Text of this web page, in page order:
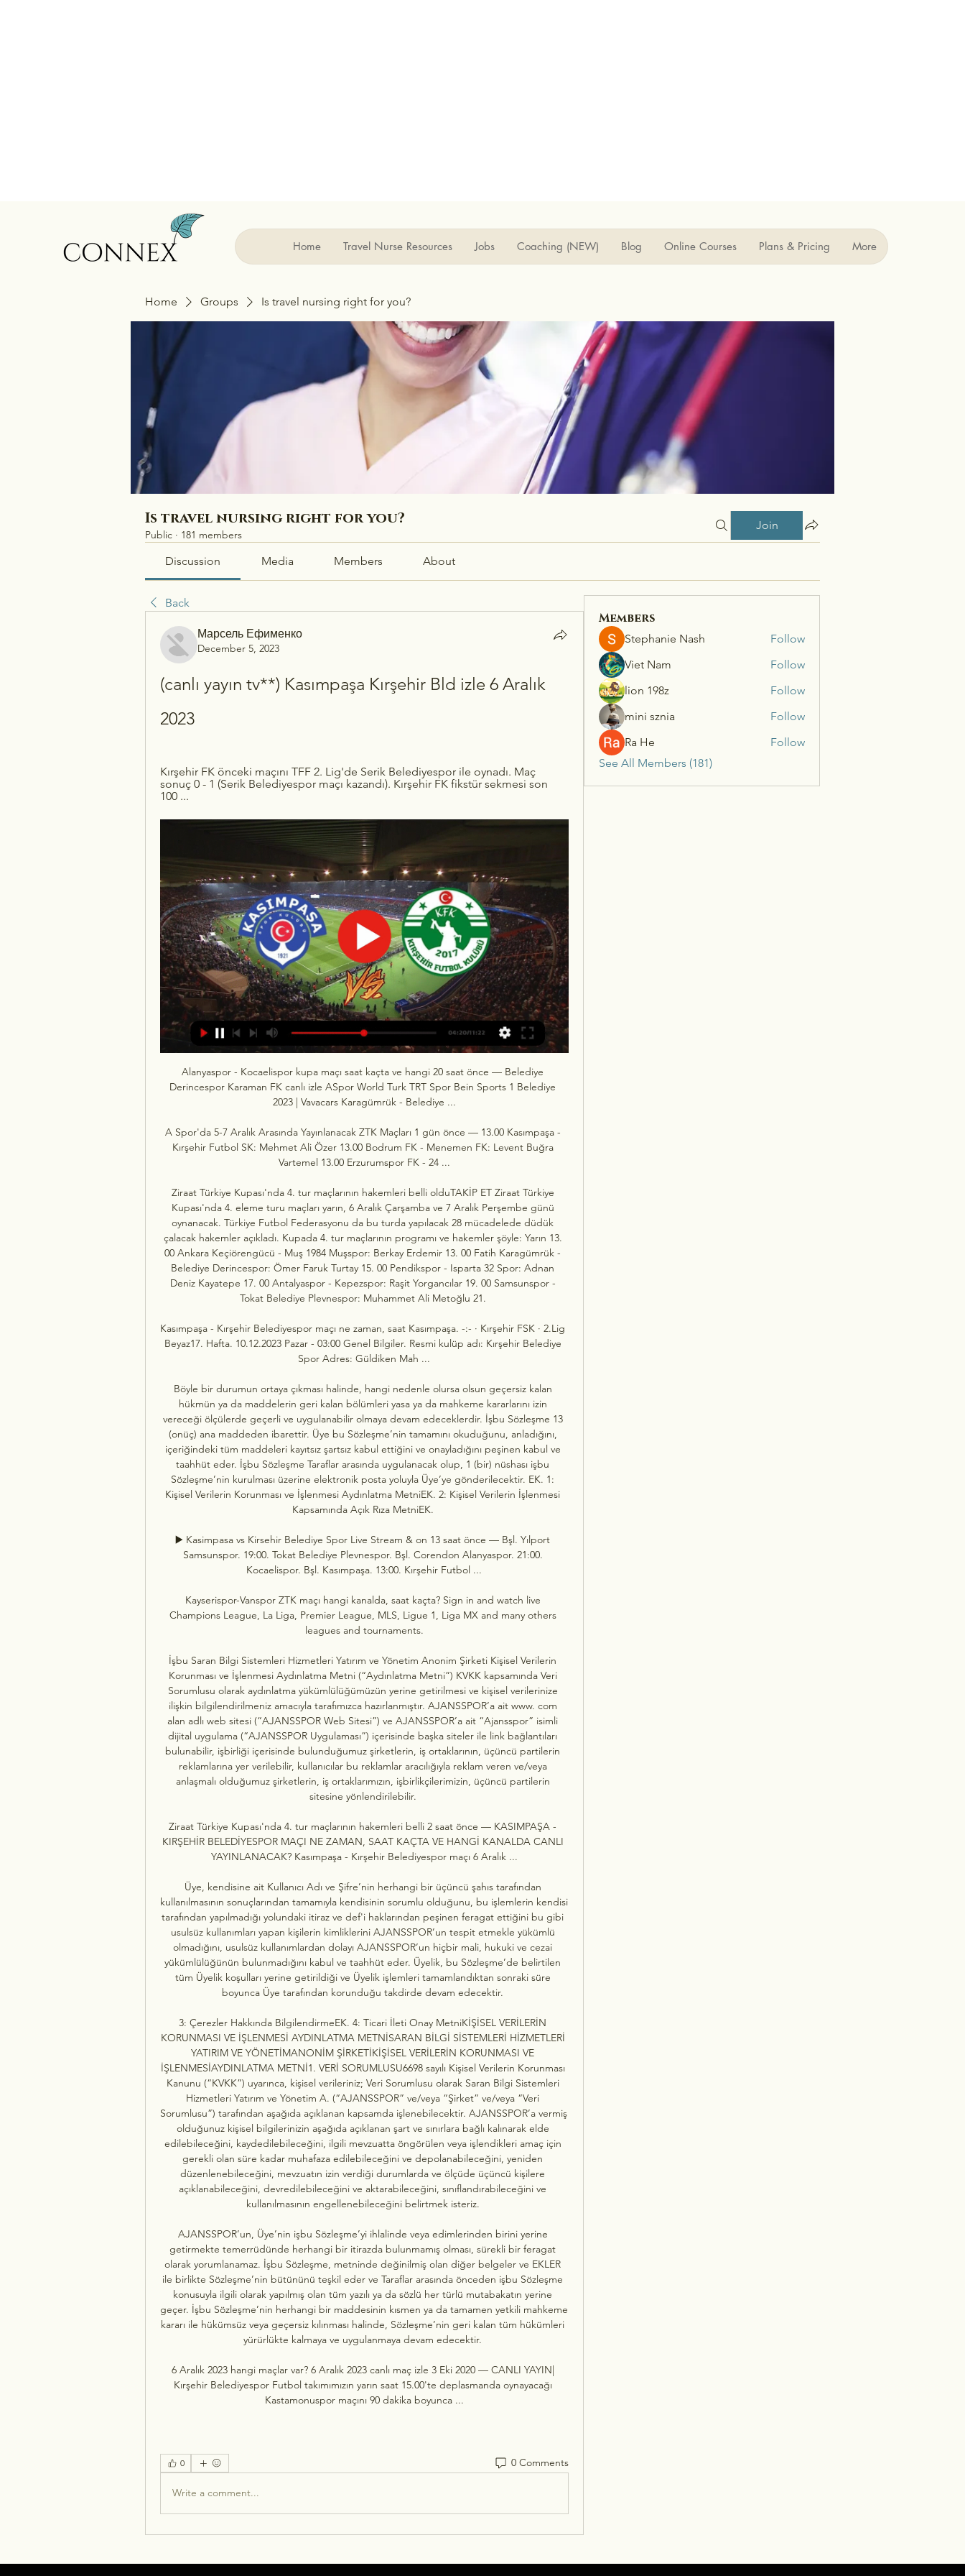
Home Travel Nurse Resources Jobs Coaching (NEW) Blog Online Courses Plans & Pricing More
Home Groups Is travel nursing right for you?
Is travel nursing right for you?
Public · 181 members
Join
Discussion Media Members About
Back
Марсель Ефименко
December 5, 2023
(canlı yayın tv**) Kasımpaşa Kırşehir Bld izle 6 Aralık
2023
Kırşehir FK önceki maçını TFF 2. Lig'de Serik Belediyespor ile oynadı. Maç
sonuç 0 - 1 (Serik Belediyespor maçı kazandı). Kırşehir FK fikstür sekmesi son
100 ...
Alanyaspor - Kocaelispor kupa maçı saat kaçta ve hangi 20 saat önce — Belediye
Derincespor Karaman FK canlı izle ASpor World Turk TRT Spor Bein Sports 1 Belediye
2023 | Vavacars Karagümrük - Belediye ...
A Spor'da 5-7 Aralık Arasında Yayınlanacak ZTK Maçları 1 gün önce — 13.00 Kasımpaşa -
Kırşehir Futbol SK: Mehmet Ali Özer 13.00 Bodrum FK - Menemen FK: Levent Buğra
Vartemel 13.00 Erzurumspor FK - 24 ...
Ziraat Türkiye Kupası'nda 4. tur maçlarının hakemleri belli olduTAKİP ET Ziraat Türkiye
Kupası'nda 4. eleme turu maçları yarın, 6 Aralık Çarşamba ve 7 Aralık Perşembe günü
oynanacak. Türkiye Futbol Federasyonu da bu turda yapılacak 28 mücadelede düdük
çalacak hakemler açıkladı. Kupada 4. tur maçlarının programı ve hakemler şöyle: Yarın 13.
00 Ankara Keçiörengücü - Muş 1984 Muşspor: Berkay Erdemir 13. 00 Fatih Karagümrük -
Belediye Derincespor: Ömer Faruk Turtay 15. 00 Pendikspor - Isparta 32 Spor: Adnan
Deniz Kayatepe 17. 00 Antalyaspor - Kepezspor: Raşit Yorgancılar 19. 00 Samsunspor -
Tokat Belediye Plevnespor: Muhammet Ali Metoğlu 21.
Kasımpaşa - Kırşehir Belediyespor maçı ne zaman, saat Kasımpaşa. -:- · Kırşehir FSK · 2.Lig
Beyaz17. Hafta. 10.12.2023 Pazar - 03:00 Genel Bilgiler. Resmi kulüp adı: Kırşehir Belediye
Spor Adres: Güldiken Mah ...
Böyle bir durumun ortaya çıkması halinde, hangi nedenle olursa olsun geçersiz kalan
hükmün ya da maddelerin geri kalan bölümleri yasa ya da mahkeme kararlarını izin
vereceği ölçülerde geçerli ve uygulanabilir olmaya devam edeceklerdir. İşbu Sözleşme 13
(onüç) ana maddeden ibarettir. Üye bu Sözleşme’nin tamamını okuduğunu, anladığını,
içeriğindeki tüm maddeleri kayıtsız şartsız kabul ettiğini ve onayladığını peşinen kabul ve
taahhüt eder. İşbu Sözleşme Taraflar arasında uygulanacak olup, 1 (bir) nüshası işbu
Sözleşme’nin kurulması üzerine elektronik posta yoluyla Üye’ye gönderilecektir. EK. 1:
Kişisel Verilerin Korunması ve İşlenmesi Aydınlatma MetniEK. 2: Kişisel Verilerin İşlenmesi
Kapsamında Açık Rıza MetniEK.
▶️ Kasimpasa vs Kirsehir Belediye Spor Live Stream & on 13 saat önce — Bşl. Yılport
Samsunspor. 19:00. Tokat Belediye Plevnespor. Bşl. Corendon Alanyaspor. 21:00.
Kocaelispor. Bşl. Kasımpaşa. 13:00. Kırşehir Futbol ...
Kayserispor-Vanspor ZTK maçı hangi kanalda, saat kaçta? Sign in and watch live
Champions League, La Liga, Premier League, MLS, Ligue 1, Liga MX and many others
leagues and tournaments.
İşbu Saran Bilgi Sistemleri Hizmetleri Yatırım ve Yönetim Anonim Şirketi Kişisel Verilerin
Korunması ve İşlenmesi Aydınlatma Metni (“Aydınlatma Metni”) KVKK kapsamında Veri
Sorumlusu olarak aydınlatma yükümlülüğümüzün yerine getirilmesi ve kişisel verilerinize
ilişkin bilgilendirilmeniz amacıyla tarafımızca hazırlanmıştır. AJANSSPOR’a ait www. com
alan adlı web sitesi (“AJANSSPOR Web Sitesi”) ve AJANSSPOR’a ait “Ajansspor” isimli
dijital uygulama (“AJANSSPOR Uygulaması”) içerisinde başka siteler ile link bağlantıları
bulunabilir, işbirliği içerisinde bulunduğumuz şirketlerin, iş ortaklarının, üçüncü partilerin
reklamlarına yer verilebilir, kullanıcılar bu reklamlar aracılığıyla reklam veren ve/veya
anlaşmalı olduğumuz şirketlerin, iş ortaklarımızın, işbirlikçilerimizin, üçüncü partilerin
sitesine yönlendirilebilir.
Ziraat Türkiye Kupası'nda 4. tur maçlarının hakemleri belli 2 saat önce — KASIMPAŞA -
KIRŞEHİR BELEDİYESPOR MAÇI NE ZAMAN, SAAT KAÇTA VE HANGİ KANALDA CANLI
YAYINLANACAK? Kasımpaşa - Kırşehir Belediyespor maçı 6 Aralık ...
Üye, kendisine ait Kullanıcı Adı ve Şifre’nin herhangi bir üçüncü şahıs tarafından
kullanılmasının sonuçlarından tamamıyla kendisinin sorumlu olduğunu, bu işlemlerin kendisi
tarafından yapılmadığı yolundaki itiraz ve def'i haklarından peşinen feragat ettiğini bu gibi
usulsüz kullanımları yapan kişilerin kimliklerini AJANSSPOR’un tespit etmekle yükümlü
olmadığını, usulsüz kullanımlardan dolayı AJANSSPOR’un hiçbir mali, hukuki ve cezai
yükümlülüğünün bulunmadığını kabul ve taahhüt eder. Üyelik, bu Sözleşme’de belirtilen
tüm Üyelik koşulları yerine getirildiği ve Üyelik işlemleri tamamlandıktan sonraki süre
boyunca Üye tarafından korunduğu takdirde devam edecektir.
3: Çerezler Hakkında BilgilendirmeEK. 4: Ticari İleti Onay MetniKİŞİSEL VERİLERİN
KORUNMASI VE İŞLENMESİ AYDINLATMA METNİSARAN BİLGİ SİSTEMLERİ HİZMETLERİ
YATIRIM VE YÖNETİMANONİM ŞİRKETİKİŞİSEL VERİLERİN KORUNMASI VE
İŞLENMESİAYDINLATMA METNİ1. VERİ SORUMLUSU6698 sayılı Kişisel Verilerin Korunması
Kanunu (“KVKK”) uyarınca, kişisel verileriniz; Veri Sorumlusu olarak Saran Bilgi Sistemleri
Hizmetleri Yatırım ve Yönetim A. (“AJANSSPOR” ve/veya “Şirket” ve/veya “Veri
Sorumlusu”) tarafından aşağıda açıklanan kapsamda işlenebilecektir. AJANSSPOR’a vermiş
olduğunuz kişisel bilgilerinizin aşağıda açıklanan şart ve sınırlara bağlı kalınarak elde
edilebileceğini, kaydedilebileceğini, ilgili mevzuatta öngörülen veya işlendikleri amaç için
gerekli olan süre kadar muhafaza edilebileceğini ve depolanabileceğini, yeniden
düzenlenebileceğini, mevzuatın izin verdiği durumlarda ve ölçüde üçüncü kişilere
açıklanabileceğini, devredilebileceğini ve aktarabileceğini, sınıflandırabileceğini ve
kullanılmasının engellenebileceğini belirtmek isteriz.
AJANSSPOR’un, Üye’nin işbu Sözleşme’yi ihlalinde veya edimlerinden birini yerine
getirmekte temerrüdünde herhangi bir itirazda bulunmamış olması, sürekli bir feragat
olarak yorumlanamaz. İşbu Sözleşme, metninde değinilmiş olan diğer belgeler ve EKLER
ile birlikte Sözleşme’nin bütününü teşkil eder ve Taraflar arasında önceden işbu Sözleşme
konusuyla ilgili olarak yapılmış olan tüm yazılı ya da sözlü her türlü mutabakatın yerine
geçer. İşbu Sözleşme’nin herhangi bir maddesinin kısmen ya da tamamen yetkili mahkeme
kararı ile hükümsüz veya geçersiz kılınması halinde, Sözleşme’nin geri kalan tüm hükümleri
yürürlükte kalmaya ve uygulanmaya devam edecektir.
6 Aralık 2023 hangi maçlar var? 6 Aralık 2023 canlı maç izle 3 Eki 2020 — CANLI YAYIN|
Kırşehir Belediyespor Futbol takımımızın yarın saat 15.00'te deplasmanda oynayacağı
Kastamonuspor maçını 90 dakika boyunca ...
0 0 Comments
Write a comment...
Members
Stephanie Nash
Follow
Viet Nam
Follow
lion 198z
Follow
mini sznia
Follow
Ra He
Follow
See All Members (181)